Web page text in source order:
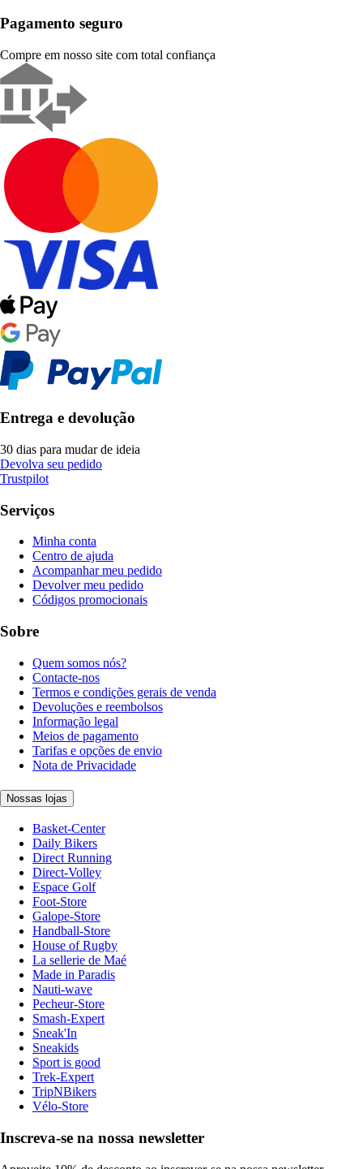
Pagamento seguro
Compre em nosso site com total confiança
Entrega e devolução
30 dias para mudar de ideia
Devolva seu pedido
Trustpilot
Serviços
Minha conta
Centro de ajuda
Acompanhar meu pedido
Devolver meu pedido
Códigos promocionais
Sobre
Quem somos nós?
Contacte-nos
Termos e condições gerais de venda
Devoluções e reembolsos
Informação legal
Meios de pagamento
Tarifas e opções de envio
Nota de Privacidade
Nossas lojas
Basket-Center
Daily Bikers
Direct Running
Direct-Volley
Espace Golf
Foot-Store
Galope-Store
Handball-Store
House of Rugby
La sellerie de Maé
Made in Paradis
Nauti-wave
Pecheur-Store
Smash-Expert
Sneak'In
Sneakids
Sport is good
Trek-Expert
TripNBikers
Vélo-Store
Inscreva-se na nossa newsletter